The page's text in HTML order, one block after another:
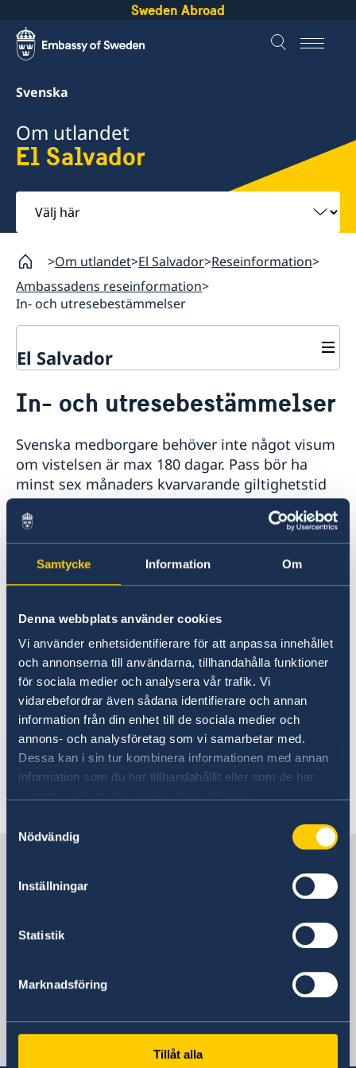
Samtycke Information Om
Denna webbplats använder cookies
Vi använder enhetsidentifierare för att anpassa innehållet
och annonserna till användarna, tillhandahålla funktioner
för sociala medier och analysera vår trafik. Vi
vidarebefordrar även sådana identifierare och annan
information från din enhet till de sociala medier och
annons- och analysföretag som vi samarbetar med.
Dessa kan i sin tur kombinera informationen med annan
information som du har tillhandahållit eller som de har
Nödvändig
Inställningar
Statistik
Marknadsföring
Tillåt alla
Sweden Abroad
Svenska
Om utlandet
El Salvador
Välj
här
Om utlandet El Salvador Reseinformation
Ambassadens reseinformation
In- och utresebestämmelser
El Salvador
Hjälp till svenskar i El Salvador
Akut hjälp i El Salvador
Pass i El Salvador
Provisoriskt pass
Ordinarie pass
Hjälp kring medborgarskap
Ambassadens reseinformation
Aktuella händelser
Allmänna säkerhetsläget
Terrorism
Naturförhållanden och katastrofer
Hälso- och sjukvård
Lokala lagar och sedvänjor
Trafiksäkerhet
Resa i landet
In- och utresebestämmelser
Svenska medborgare behöver inte något visum
om vistelsen är max 180 dagar. Pass bör ha
minst sex månaders kvarvarande giltighetstid
vid inresa i El Salvador.
OBS: Var noga med att se till att
gränskontrollen stämplar ditt pass vid
ankomst.
För mer detaljerad information rörande
inresebestämmelser, kontakta El Salvadors
migrationsmyndighet.Det är resenärens ansvar
att tillse att inresa och uppehälle i El Salvador
sker i enlighet med rådande bestämmelser.
Dubbelt medborgarskap. För- och nackdelar
Senast uppdaterad 25 maj 2026, 11.34
Sveriges konsulat i El Salvador